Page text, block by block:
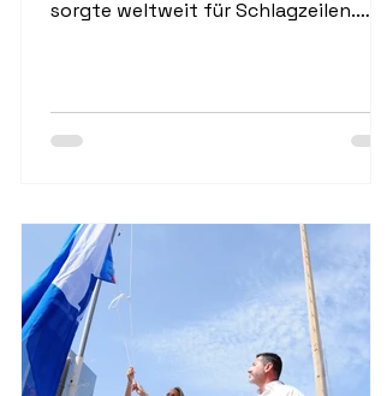
sorgte weltweit für Schlagzeilen.
die Antarktis sowie mehrere
infiziert...